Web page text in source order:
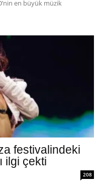
en büyük müzik
festivalindeki
ilgi çekti
208